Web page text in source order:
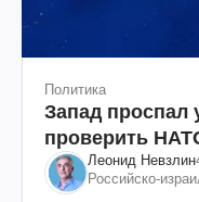
Политика
Запад проспал
проверить
Леонид Невзлин
Российско-